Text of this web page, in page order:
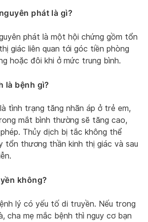
phát là gì?
phát là một hội chứng gồm tổn
giác liên quan tới góc tiền phòng
hoặc đôi khi ở mức trung bình.
là bệnh gì?
tình trạng tăng nhãn áp ở trẻ em,
mắt bình thường sẽ tăng cao,
Thủy dịch bị tắc không thể
tổn thương thần kinh thị giác và sau
không?
lý có yếu tố di truyền. Nếu trong
cha mẹ mắc bệnh thì nguy cơ bạn